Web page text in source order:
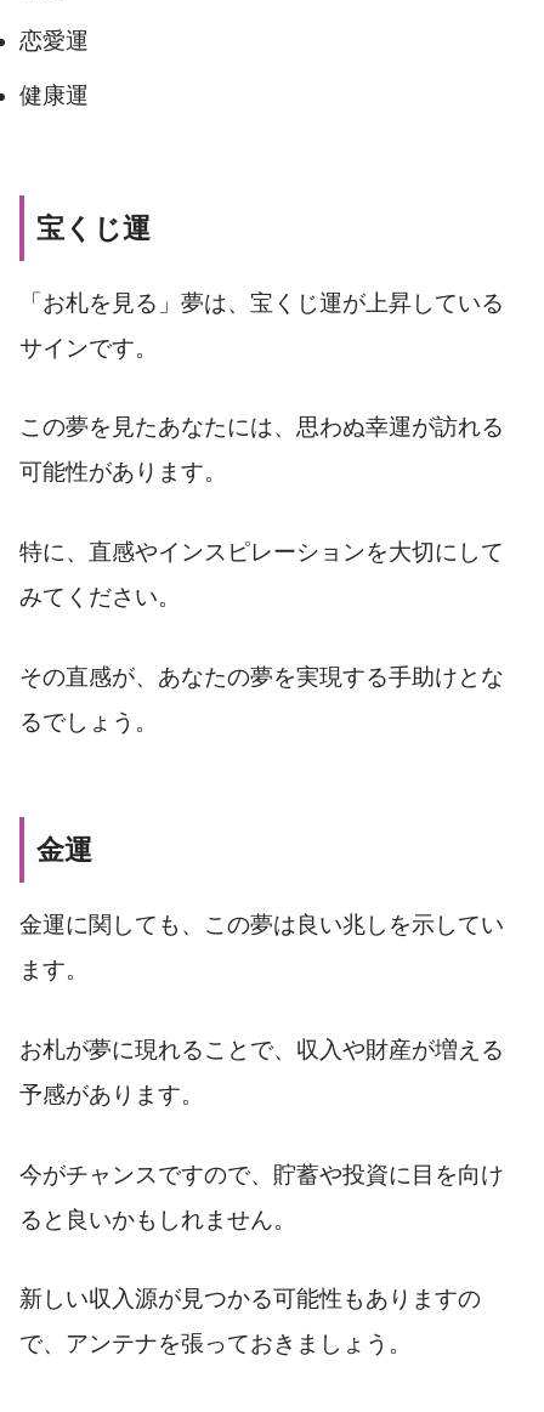
恋愛運
健康運
宝くじ運
「お札を見る」夢は、宝くじ運が上昇している
サインです。
この夢を見たあなたには、思わぬ幸運が訪れる
可能性があります。
特に、直感やインスピレーションを大切にして
みてください。
その直感が、あなたの夢を実現する手助けとな
るでしょう。
金運
金運に関しても、この夢は良い兆しを示してい
ます。
お札が夢に現れることで、収入や財産が増える
予感があります。
今がチャンスですので、貯蓄や投資に目を向け
ると良いかもしれません。
新しい収入源が見つかる可能性もありますの
で、アンテナを張っておきましょう。